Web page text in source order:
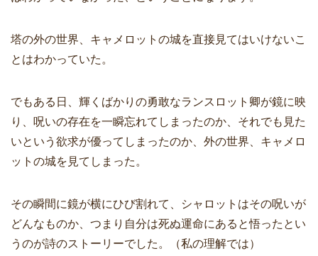
塔の外の世界、キャメロットの城を直接見てはいけないこ
とはわかっていた。
でもある日、輝くばかりの勇敢なランスロット卿が鏡に映
り、呪いの存在を一瞬忘れてしまったのか、それでも見た
いという欲求が優ってしまったのか、外の世界、キャメロ
ットの城を見てしまった。
その瞬間に鏡が横にひび割れて、シャロットはその呪いが
どんなものか、つまり自分は死ぬ運命にあると悟ったとい
うのが詩のストーリーでした。（私の理解では）